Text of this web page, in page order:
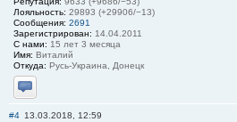
Лояльность: 29893 (+29906/−13)
Сообщения: 2691
Зарегистрирован: 14.04.2011
С нами: 15 лет 3 месяца
Имя: Виталий
Откуда: Русь-Украина, Донецк
Отправить личное сообщение
#4 13.03.2018, 12:59